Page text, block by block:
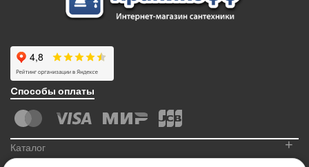
Cпособы оплаты
Каталог +